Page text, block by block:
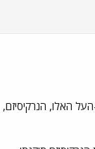
העל האלו,